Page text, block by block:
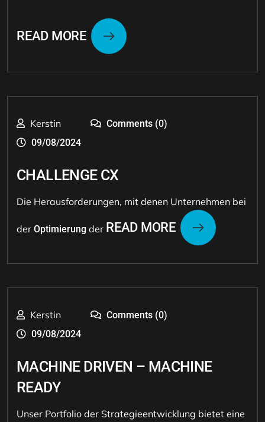
READ MORE
Kerstin
Comments (0)
09/08/2024
CHALLENGE CX
Die Herausforderungen, mit denen Unternehmen bei
der Optimierung der READ MORE
Kerstin
Comments (0)
09/08/2024
MACHINE DRIVEN – MACHINE
READY
Unser Portfolio der Strategieentwicklung bietet eine